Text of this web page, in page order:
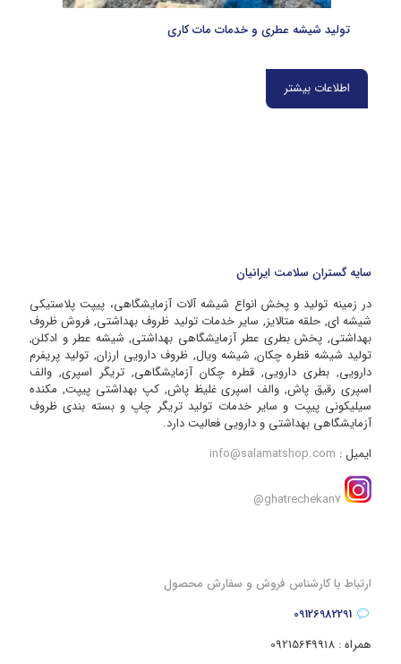
تولید شیشه عطری و خدمات مات کاری
اطلاعات بیشتر
سایه گستران سلامت ایرانیان
در زمینه تولید و پخش انواع شیشه آلات آزمایشگاهی، پیپت پلاستیکی
شیشه ای, حلقه متالایز, سایر خدمات تولید ظروف بهداشتی, فروش ظروف
بهداشتی, پخش بطری عطر آزمایشگاهی بهداشتی, شیشه عطر و ادکلن,
تولید شیشه قطره چکان, شیشه ویال, ظروف دارویی ارزان, تولید پریفرم
دارویی, بطری دارویی, قطره چکان آزمایشگاهی, تریگر اسپری, والف
اسپری رقیق پاش, والف اسپری غلیظ پاش, کپ بهداشتی پیپت, مکنده
سیلیکونی پیپت و سایر خدمات تولید تریگر چاپ و بسته بندی ظروف
آزمایشگاهی بهداشتی و دارویی فعالیت دارد.
ایمیل : info@salamatshop.com
ghatrechekan7@
ارتباط با کارشناس فروش و سفارش محصول
09126982291
همراه : 09215649918